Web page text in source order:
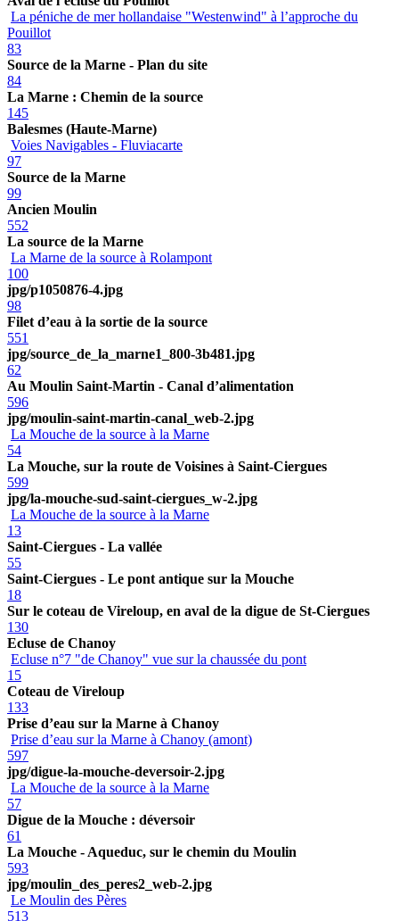
La péniche de mer hollandaise "Westenwind" à l’approche du
Pouillot
83
Source de la Marne - Plan du site
84
La Marne : Chemin de la source
145
Balesmes (Haute-Marne)
Voies Navigables - Fluviacarte
97
Source de la Marne
99
Ancien Moulin
552
La source de la Marne
La Marne de la source à Rolampont
100
jpg/p1050876-4.jpg
98
Filet d’eau à la sortie de la source
551
jpg/source_de_la_marne1_800-3b481.jpg
62
Au Moulin Saint-Martin - Canal d’alimentation
596
jpg/moulin-saint-martin-canal_web-2.jpg
La Mouche de la source à la Marne
54
La Mouche, sur la route de Voisines à Saint-Ciergues
599
jpg/la-mouche-sud-saint-ciergues_w-2.jpg
La Mouche de la source à la Marne
13
Saint-Ciergues - La vallée
55
Saint-Ciergues - Le pont antique sur la Mouche
18
Sur le coteau de Vireloup, en aval de la digue de St-Ciergues
130
Ecluse de Chanoy
Ecluse n°7 "de Chanoy" vue sur la chaussée du pont
15
Coteau de Vireloup
133
Prise d’eau sur la Marne à Chanoy
Prise d’eau sur la Marne à Chanoy (amont)
597
jpg/digue-la-mouche-deversoir-2.jpg
La Mouche de la source à la Marne
57
Digue de la Mouche : déversoir
61
La Mouche - Aqueduc, sur le chemin du Moulin
593
jpg/moulin_des_peres2_web-2.jpg
Le Moulin des Pères
513